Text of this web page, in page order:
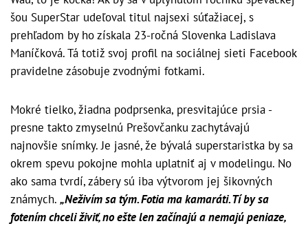
šou SuperStar udeľoval titul najsexi súťažiacej, s
prehľadom by ho získala 23-ročná Slovenka Ladislava
Maníčková. Tá totiž svoj profil na sociálnej sieti Facebook
pravidelne zásobuje zvodnými fotkami.
Mokré tielko, žiadna podprsenka, presvitajúce prsia -
presne takto zmyselnú Prešovčanku zachytávajú
najnovšie snímky. Je jasné, že bývalá superstaristka by sa
okrem spevu pokojne mohla uplatniť aj v modelingu. No
ako sama tvrdí, zábery sú iba výtvorom jej šikovných
známych. „Neživím sa tým. Fotia ma kamaráti. Tí by sa
fotením chceli živiť, no ešte len začínajú a nemajú peniaze,